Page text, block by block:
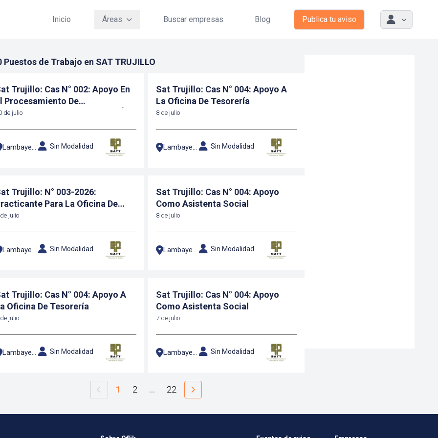
Inicio Áreas Buscar empresas Blog Publica tu aviso
Puestos de Trabajo en SAT TRUJILLO
Trujillo: Cas N° 002: Apoyo En
Procesamiento De
Juradas, AtenciÓn
de julio
Lambayeque Sin Modalidad
Sat Trujillo: Cas N° 004: Apoyo A
La Oficina De Tesorería
8 de julio
Lambayeque Sin Modalidad
Trujillo: N° 003-2026:
Para La Oficina De
Y Orientación Al
julio
Lambayeque Sin Modalidad
Sat Trujillo: Cas N° 004: Apoyo
Como Asistenta Social
8 de julio
Lambayeque Sin Modalidad
Trujillo: Cas N° 004: Apoyo A
Oficina De Tesorería
julio
Lambayeque Sin Modalidad
Sat Trujillo: Cas N° 004: Apoyo
Como Asistenta Social
7 de julio
Lambayeque Sin Modalidad
1 2 … 22